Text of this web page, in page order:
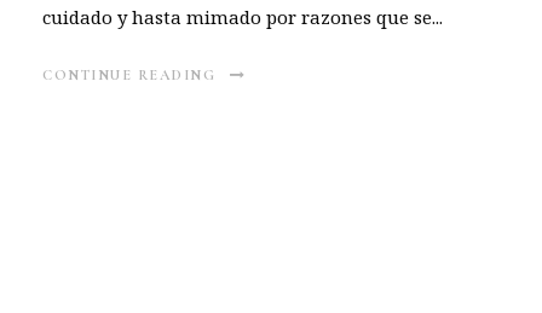
cuidado y hasta mimado por razones que se...
CONTINUE READING